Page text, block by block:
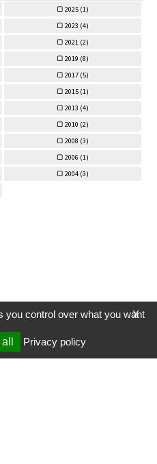
2025 (1)
2023 (4)
2021 (2)
2019 (8)
2017 (5)
2015 (1)
2013 (4)
2010 (2)
2008 (3)
2006 (1)
2004 (3)
X
you control over what you want
Privacy policy